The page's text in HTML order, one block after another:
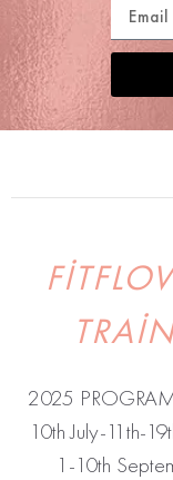
2025
10th July-11th-
1-10th